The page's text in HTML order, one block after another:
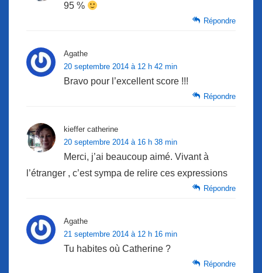
95 %
Répondre
Agathe
20 septembre 2014 à 12 h 42 min
Bravo pour l’excellent score !!!
Répondre
kieffer catherine
20 septembre 2014 à 16 h 38 min
Merci, j’ai beaucoup aimé. Vivant à
l’étranger , c’est sympa de relire ces expressions
Répondre
Agathe
21 septembre 2014 à 12 h 16 min
Tu habites où Catherine ?
Répondre